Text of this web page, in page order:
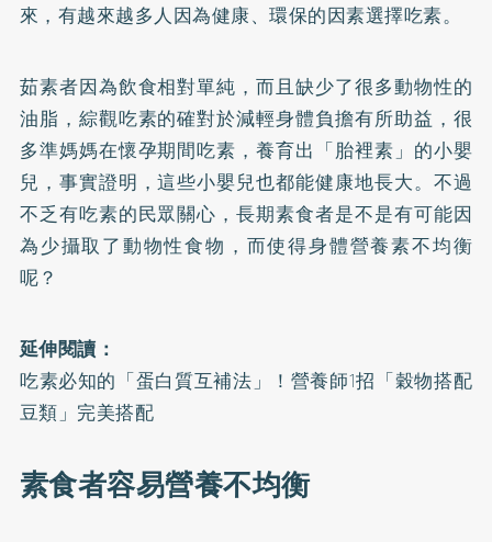
來，有越來越多人因為健康、環保的因素選擇吃素。
茹素者因為飲食相對單純，而且缺少了很多動物性的
油脂，綜觀吃素的確對於減輕身體負擔有所助益，很
多準媽媽在懷孕期間吃素，養育出「胎裡素」的小嬰
兒，事實證明，這些小嬰兒也都能健康地長大。不過
不乏有吃素的民眾關心，長期素食者是不是有可能因
為少攝取了動物性食物，而使得身體營養素不均衡
呢？
延伸閱讀：
吃素必知的「蛋白質互補法」！營養師1招「穀物搭配
豆類」完美搭配
素食者容易營養不均衡